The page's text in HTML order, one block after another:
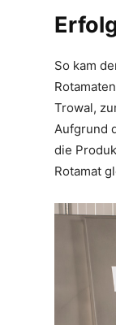
So kam
Trowal,
Aufgrund
die
Rotamat